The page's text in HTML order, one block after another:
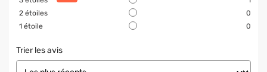
2 étoiles
0
1 étoile 0
Trier les avis